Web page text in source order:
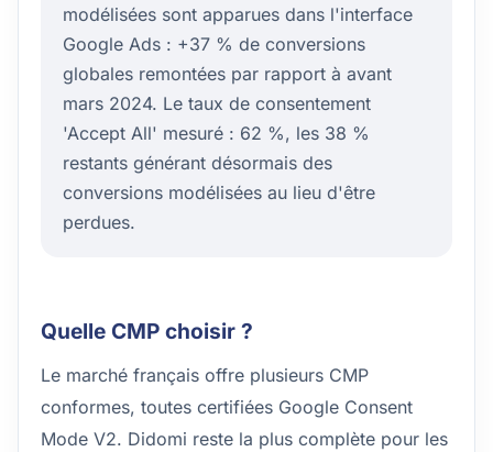
modélisées sont apparues dans l'interface
Google Ads : +37 % de conversions
globales remontées par rapport à avant
mars 2024. Le taux de consentement
'Accept All' mesuré : 62 %, les 38 %
restants générant désormais des
conversions modélisées au lieu d'être
perdues.
Quelle CMP choisir ?
Le marché français offre plusieurs CMP
conformes, toutes certifiées Google Consent
Mode V2. Didomi reste la plus complète pour les